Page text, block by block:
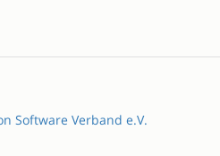
Software Verband e.V.